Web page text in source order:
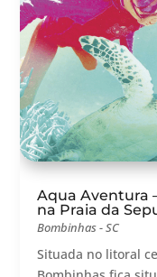
Aqua Aventura
na Praia da
Bombinhas - SC
Situada no litoral